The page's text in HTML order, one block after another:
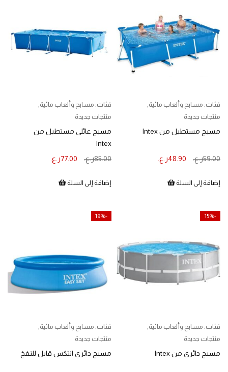
فئات: مسابح وألعاب مائية,
منتجات جديدة
مسبح مستطيل من Intex
59.00ر.ع. 48.90ر.ع.
إضافة إلى السلة
فئات: مسابح وألعاب مائية,
منتجات جديدة
مسبح عائلي مستطيل من
Intex
85.00ر.ع. 77.00ر.ع.
إضافة إلى السلة
-15%
فئات: مسابح وألعاب مائية,
منتجات جديدة
مسبح دائري من Intex
-19%
فئات: مسابح وألعاب مائية,
منتجات جديدة
مسبح دائري انتكس قابل للنفخ